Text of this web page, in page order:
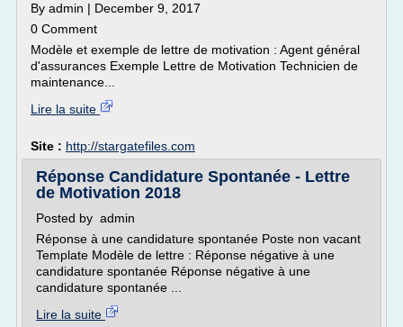
By admin | December 9, 2017
0 Comment
Modèle et exemple de lettre de motivation : Agent général
d'assurances Exemple Lettre de Motivation Technicien de
maintenance...
Lire la suite
Site : http://stargatefiles.com
Réponse Candidature Spontanée - Lettre
de Motivation 2018
Posted by admin
Réponse à une candidature spontanée Poste non vacant
Template Modèle de lettre : Réponse négative à une
candidature spontanée Réponse négative à une
candidature spontanée ...
Lire la suite